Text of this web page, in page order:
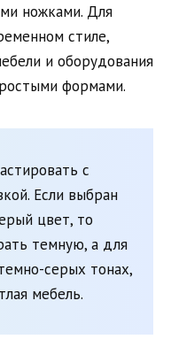
ножками. Для
стиле,
и оборудования
формами.
с
Если выбран
цвет, то
темную, а для
серых тонах,
мебель.